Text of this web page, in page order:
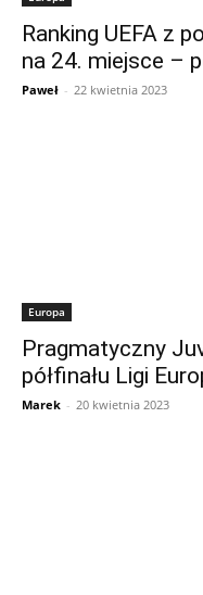
Ranking UEFA z
na 24. miejsce –
Paweł - 22 kwietnia 2023
Europa
Pragmatyczny
półfinału Ligi
Marek - 20 kwietnia 2023